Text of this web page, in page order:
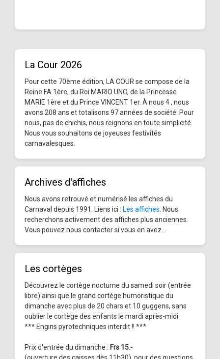
La Cour 2026
Pour cette 70ème édition, LA COUR se compose de la
Reine FA 1ère, du Roi MARIO UNO, de la Princesse
MARIE 1ère et du Prince VINCENT 1er. À nous 4 , nous
avons 208 ans et totalisons 97 années de société. Pour
nous, pas de chichis, nous reignons en toute simplicité.
Nous vous souhaitons de joyeuses festivités
carnavalesques.
Archives d'affiches
Nous avons retrouvé et numérisé les affiches du
Carnaval depuis 1991. Liens ici : Les affiches . Nous
recherchons activement des affiches plus anciennes.
Vous pouvez nous contacter si vous en avez...
Les cortèges
Découvrez le cortège nocturne du samedi soir (entrée
libre) ainsi que le grand cortège humoristique du
dimanche avec plus de 20 chars et 10 guggens, sans
oublier le cortège des enfants le mardi après-midi
*** Engins pyrotechniques interdit !! ***
Prix d'entrée du dimanche : Frs 15.-